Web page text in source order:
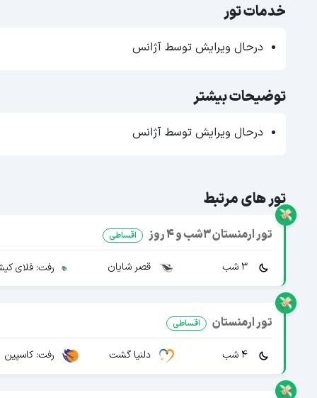
خدمات تور
درحال ویرایش توسط آژانس
توضیحات بیشتر
درحال ویرایش توسط آژانس
تور های مرتبط
تور ارمنستان 3شب و 4 روز اقساطی
قصر شایان رفت: فلای
تور ارمنستان اقساطی
دلنیا گشت رفت: کاسپین